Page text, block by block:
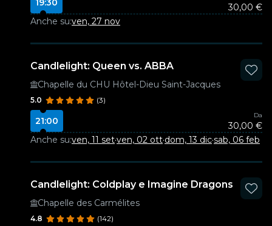
19:30
30,00 €
Anche su:ven, 27 nov
Candlelight: Queen vs. ABBA
Chapelle du CHU Hôtel-Dieu Saint-Jacques
5.0 (3)
21:00
Da
30,00 €
Anche su:ven, 11 set·ven, 02 ott·dom, 13 dic·sab, 06 feb
Candlelight: Coldplay e Imagine Dragons
Chapelle des Carmélites
4.8 (142)